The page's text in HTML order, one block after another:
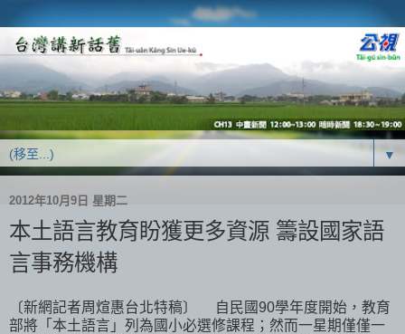
▼
2012年10月9日 星期二
本土語言教育盼獲更多資源 籌設國家語
言事務機構
〔新網記者周煊惠台北特稿〕 自民國90學年度開始，教育
部將「本土語言」列為國小必選修課程；然而一星期僅僅一